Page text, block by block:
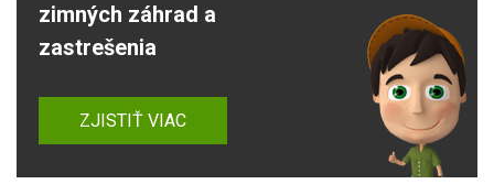
zimných záhrad a
zastrešenia
ZJISTIŤ VIAC